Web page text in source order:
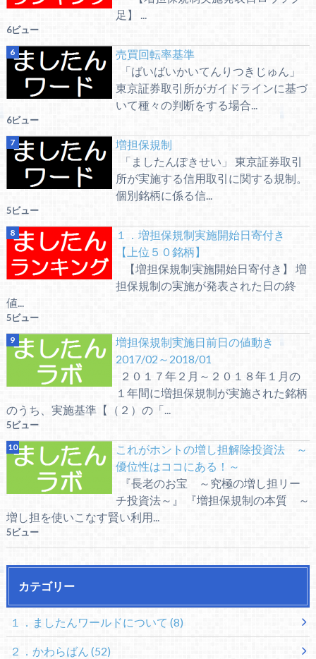
足】 ...
6ビュー
売買回転率基準
「ばいばいかいてんりつきじゅん」
東京証券取引所がガイドラインに基づ
いて種々の判断をする場合...
6ビュー
増担保規制
「ましたんぽきせい」 東京証券取引
所が実施する信用取引に関する規制。
個別銘柄に係る信...
5ビュー
１．増担保規制実施開始日寄付き
【上位５０銘柄】
【増担保規制実施開始日寄付き】 増
担保規制の実施が発表された日の終
値...
5ビュー
増担保規制実施日前日の値動き
2017/02～2018/01
２０１７年２月～２０１８年１月の
１年間に増担保規制が実施された銘柄
のうち、実施基準【（２）の「...
5ビュー
これがホントの増し担解除投資法 ～
優位性はココにある！～
『長老のお宝 ～究極の増し担リー
チ投資法～』 『増担保規制の本質 ～
増し担を使いこなす賢い利用...
5ビュー
カテゴリー
１．ましたんワールドについて (8)
２．かわらばん (52)